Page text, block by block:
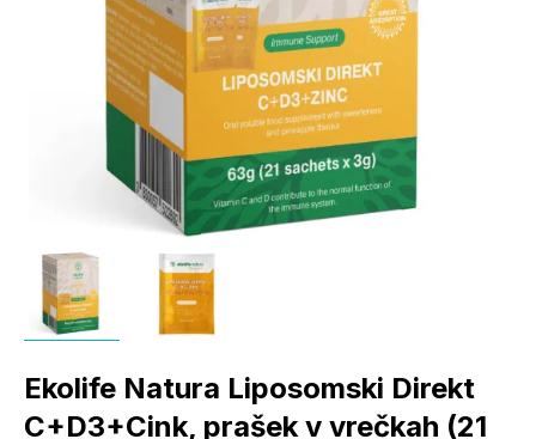
Ekolife Natura Liposomski Direkt
C+D3+Cink, prašek v vrečkah (21